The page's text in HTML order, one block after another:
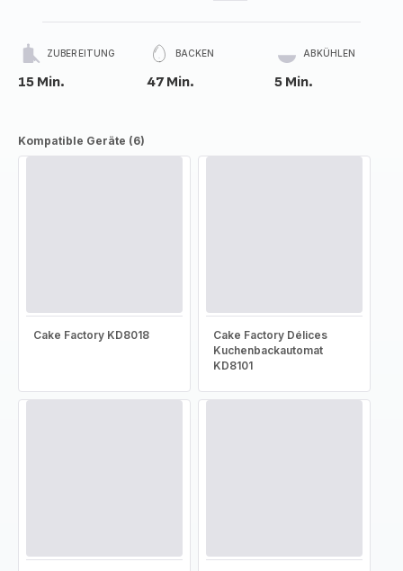
ZUBEREITUNG
15 Min.
BACKEN
47 Min.
ABKÜHLEN
5 Min.
Kompatible Geräte (6)
Cake Factory KD8018
Cake Factory Délices
Kuchenbackautomat
KD8101